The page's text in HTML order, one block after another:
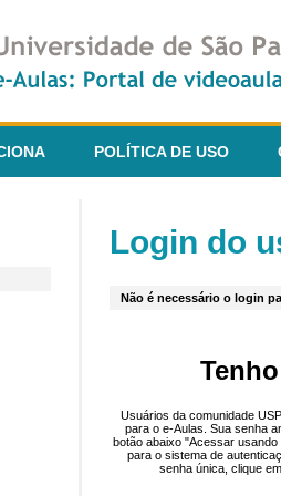
POLÍTICA DE USO
Login do
Não é necessário o login
Usuários da comunidade
para o e-Aulas. Sua senha
botão abaixo "Acessar
para o sistema de
senha única, clique